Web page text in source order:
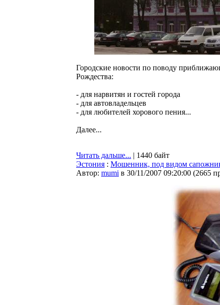
Городские новости по поводу
Рождества:
- для нарвитян и гостей города
- для автовладельцев
- для любителей хорового пения...
Далее...
Читать дальше... | 1440 байт
Эстония : Мошенник, под видом
Автор: mumi в 30/11/2007 09:20:00 (2665